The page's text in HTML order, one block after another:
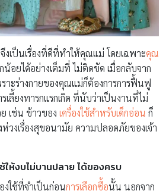
งเป็นเรื่องที่ดีที่ทำให้คุณแม่ โดยเฉพาะคุณ
น้อยได้อย่างเต็มที่ ไม่ติดขัด เมื่อกลับจาก
าะร่างกายของคุณแม่ก็ต้องการการฟื้นฟู
เลี้ยงทารกแรกเกิด ที่นับว่าเป็นงานที่ไม่
เช่น ข้าวของ เครื่องใช้สำหรับเด็กอ่อน ก็
ห่วงเรื่องสุขอนามัย ความปลอดภัยของเจ้า
ให้งบไม่บานปลาย ได้ของครบ
งใช้ที่จำเป็นก่อนการเลือกซื้อนั้น นอกจาก